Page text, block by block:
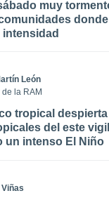
muy
intensidad
León
la RAM
tropical
del este
un intenso El Niño